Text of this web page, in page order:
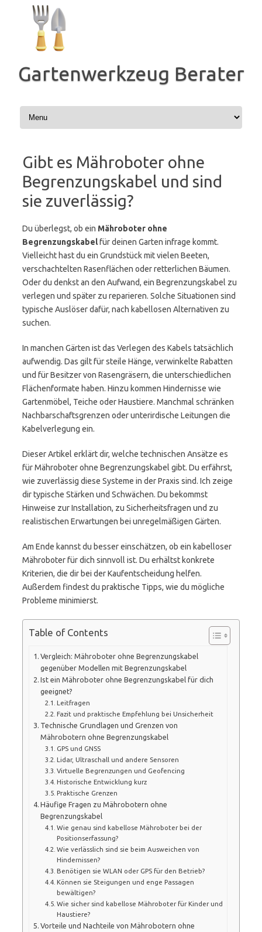
Inhalt
springen
Gartenwerkzeug Berater
Gibt es Mähroboter ohne
Begrenzungskabel und sind
sie zuverlässig?
Du überlegst, ob ein Mähroboter ohne
Begrenzungskabelfür deinen Garten infrage kommt.
Vielleicht hast du ein Grundstück mit vielen Beeten,
verschachtelten Rasenflächen oder retterlichen Bäumen.
Oder du denkst an den Aufwand, ein Begrenzungskabel zu
verlegen und später zu reparieren. Solche Situationen sind
typische Auslöser dafür, nach kabellosen Alternativen zu
suchen.
In manchen Gärten ist das Verlegen des Kabels tatsächlich
aufwendig. Das gilt für steile Hänge, verwinkelte Rabatten
und für Besitzer von Rasengräsern, die unterschiedlichen
Flächenformate haben. Hinzu kommen Hindernisse wie
Gartenmöbel, Teiche oder Haustiere. Manchmal schränken
Nachbarschaftsgrenzen oder unterirdische Leitungen die
Kabelverlegung ein.
Dieser Artikel erklärt dir, welche technischen Ansätze es
für Mähroboter ohne Begrenzungskabel gibt. Du erfährst,
wie zuverlässig diese Systeme in der Praxis sind. Ich zeige
dir typische Stärken und Schwächen. Du bekommst
Hinweise zur Installation, zu Sicherheitsfragen und zu
realistischen Erwartungen bei unregelmäßigen Gärten.
Am Ende kannst du besser einschätzen, ob ein kabelloser
Mähroboter für dich sinnvoll ist. Du erhältst konkrete
Kriterien, die dir bei der Kaufentscheidung helfen.
Außerdem findest du praktische Tipps, wie du mögliche
Probleme minimierst.
Table of Contents
Vergleich: Mähroboter ohne Begrenzungskabel
gegenüber Modellen mit Begrenzungskabel
Ist ein Mähroboter ohne Begrenzungskabel für dich
geeignet?
Leitfragen
Fazit und praktische Empfehlung bei Unsicherheit
Technische Grundlagen und Grenzen von
Mährobotern ohne Begrenzungskabel
GPS und GNSS
Lidar, Ultraschall und andere Sensoren
Virtuelle Begrenzungen und Geofencing
Historische Entwicklung kurz
Praktische Grenzen
Häufige Fragen zu Mährobotern ohne
Begrenzungskabel
Wie genau sind kabellose Mähroboter bei der
Positionserfassung?
Wie verlässlich sind sie beim Ausweichen von
Hindernissen?
Benötigen sie WLAN oder GPS für den Betrieb?
Können sie Steigungen und enge Passagen
bewältigen?
Wie sicher sind kabellose Mähroboter für Kinder und
Haustiere?
Vorteile und Nachteile von Mährobotern ohne